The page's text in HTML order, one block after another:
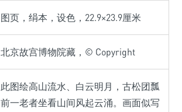
图页，绢本，设色，22.9×23.9厘米
北京故宫博物院藏，© Copyright
此图绘高山流水、白云明月，古松团瓢
前一老者坐看山间风起云涌。画面似写